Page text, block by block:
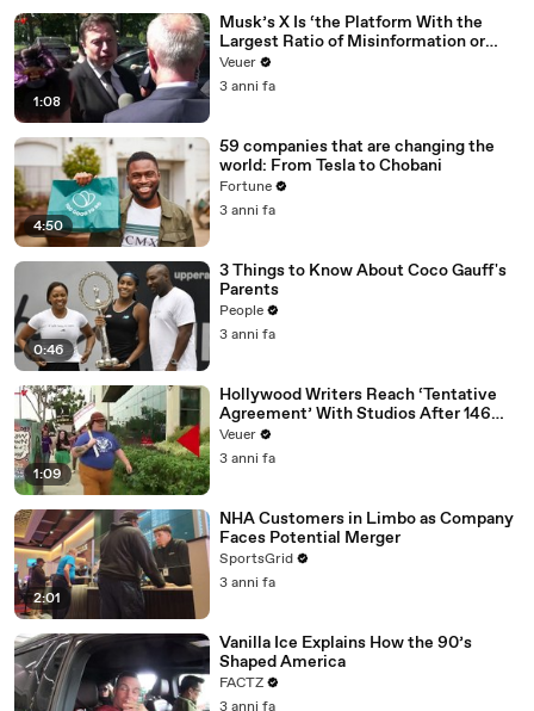
1:08
Musk’s X Is ‘the Platform With the
Largest Ratio of Misinformation or
Disinformation’ Amongst All Social
Media Platforms
Veuer
3 anni fa
4:50
59 companies that are changing the
world: From Tesla to Chobani
Fortune
3 anni fa
0:46
3 Things to Know About Coco Gauff's
Parents
People
3 anni fa
1:09
Hollywood Writers Reach ‘Tentative
Agreement’ With Studios After 146
Day Strike
Veuer
3 anni fa
2:01
NHA Customers in Limbo as Company
Faces Potential Merger
SportsGrid
3 anni fa
Vanilla Ice Explains How the 90’s
Shaped America
FACTZ